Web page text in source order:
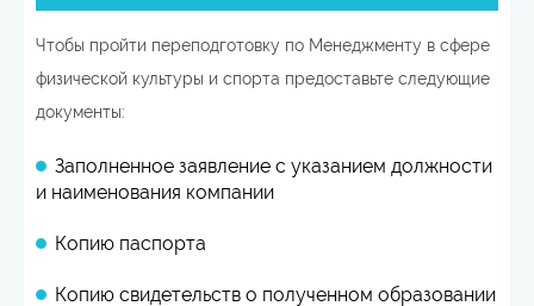
Чтобы пройти переподготовку по Менеджменту в сфере
физической культуры и спорта предоставьте следующие
документы:
Заполненное заявление с указанием должности
и наименования компании
Копию паспорта
Копию свидетельств о полученном образовании